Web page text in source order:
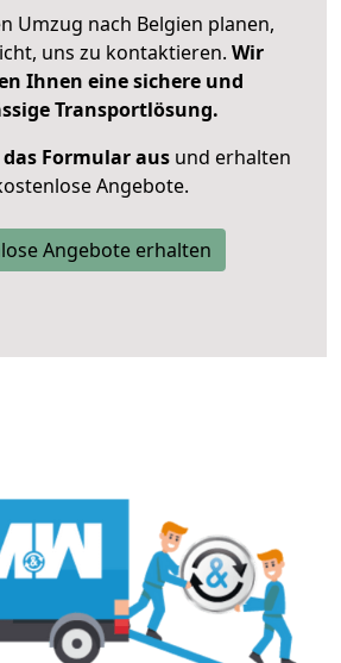
Umzug nach Belgien planen,
uns zu kontaktieren. Wir
Ihnen eine sichere und
Transportlösung.
Formular ausund erhalten
Angebote.
Angebote erhalten